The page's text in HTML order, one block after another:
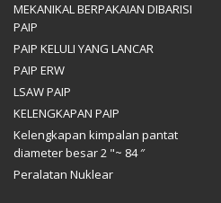
MEKANIKAL BERPAKAIAN DIBARISI
PAIP
PAIP KELULI YANG LANCAR
PAIP ERW
LSAW PAIP
KELENGKAPAN PAIP
Kelengkapan kimpalan pantat
diameter besar 2 "~ 84 ″
Peralatan Nuklear